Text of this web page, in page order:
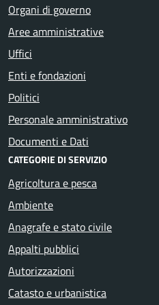
Organi di governo
Aree amministrative
Uffici
Enti e fondazioni
Politici
Personale amministrativo
Documenti e Dati
CATEGORIE DI SERVIZIO
Agricoltura e pesca
Ambiente
Anagrafe e stato civile
Appalti pubblici
Autorizzazioni
Catasto e urbanistica